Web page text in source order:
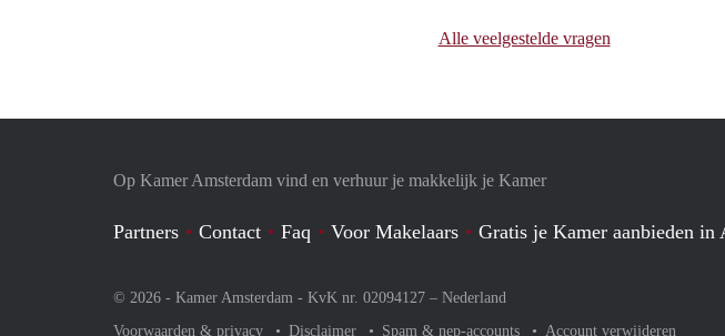
Alle veelgestelde vragen
Op Kamer Amsterdam vind en verhuur je makkelijk je Kamer
Partners Contact Faq Voor Makelaars Gratis je Kamer aanbieden in
© 2026 - Kamer Amsterdam - KvK nr. 02094127 – Nederland
Voorwaarden & privacy
Disclaimer Spam & nep-accounts Account verwijderen